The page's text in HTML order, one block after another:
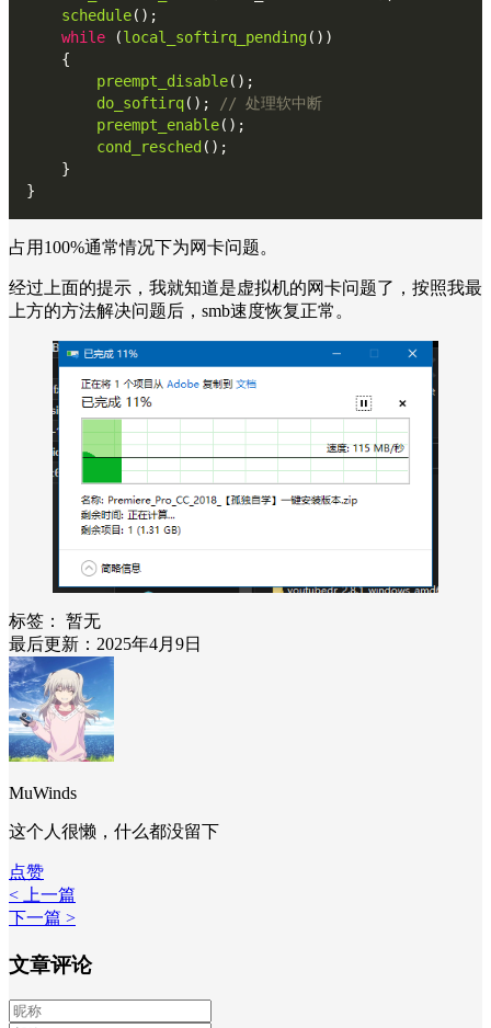
schedule();
while (local_softirq_pending())
    {
preempt_disable();
do_softirq();
// 处理软中断
preempt_enable();
cond_resched ();
    }
}
占用100%通常情况下为网卡问题。
经过上面的提示，我就知道是虚拟机的网卡问题了，按照我最
上方的方法解决问题后，smb速度恢复正常。
标签：
暂无
最后更新：2025年4月9日
MuWinds
这个人很懒，什么都没留下
点赞
< 上一篇
下一篇 >
文章评论